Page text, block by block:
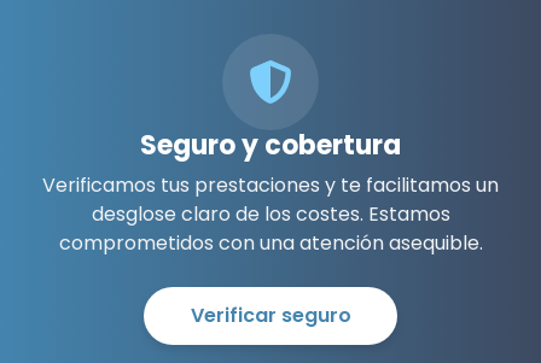
Seguro y cobertura
Verificamos tus prestaciones y te facilitamos un
desglose claro de los costes. Estamos
comprometidos con una atención asequible.
Verificar seguro